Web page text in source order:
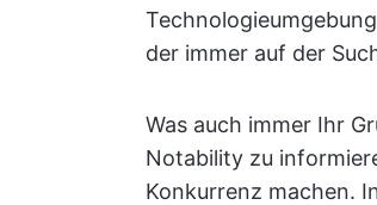
der immer auf der
Was auch immer Ihr
Notability zu
Konkurrenz machen.